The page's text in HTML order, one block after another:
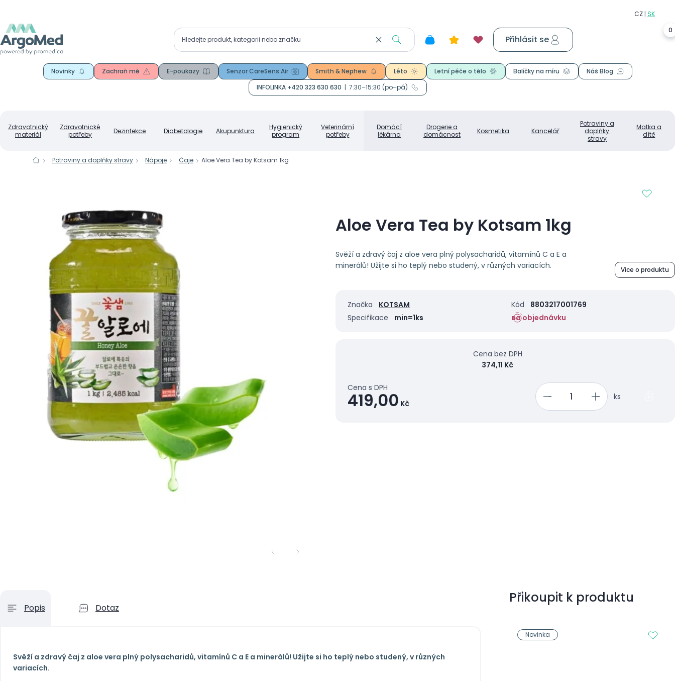
Zdravotnický
materiál
Zdravotnické
potřeby
Dezinfekce Diabetologie Akupunktura
Hygienický
program
Veterinární
potřeby
Domácí
lékárna
Drogerie a
domácnost
Kosmetika Kancelář
Potraviny a
doplňky
stravy
Matka a
dítě
0
Přihlásit se
Novinky Zachraň mě E-poukazy Senzor CareSens Air Smith & Nephew Léto Letní péče o tělo Balíčky na míru
Náš Blog
INFOLINKA +420 323 630 630
7:30–15:30 (po–pá)
Potraviny a doplňky stravy Nápoje Čaje Aloe Vera Tea by Kotsam 1kg
Aloe Vera Tea by Kotsam 1kg
Svěží a zdravý čaj z aloe vera plný polysacharidů, vitamínů C a E a
minerálů! Užijte si ho teplý nebo studený, v různých variacích.
Více o produktu
Značka KOTSAM Kód
8803217001769
Specifikace
min=1ks na objednávku
Cena s DPH
419,00 Kč
Cena bez DPH
374,11 Kč
ks
Popis Dotaz
Svěží a zdravý čaj z aloe vera plný polysacharidů, vitamínů C a E a minerálů! Užijte si ho teplý nebo studený, v různých
variacích.
Přikoupit k produktu
Novinka